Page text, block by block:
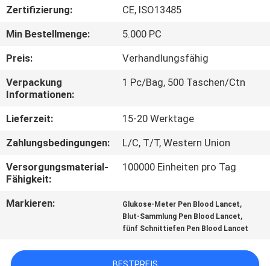
VR
SHOW
ÜBER
UNS
FABRIK-
AUSFLUG
QUALITÄTSKONTROLLE
Zertifizierung:
CE, ISO13485
Min Bestellmenge:
5.000 PC
Preis:
Verhandlungsfähig
Verpackung
Informationen:
1 Pc/Bag, 500 Taschen/Ctn
Lieferzeit:
15-20 Werktage
Zahlungsbedingungen:
L/C, T/T, Western Union
Versorgungsmaterial-
Fähigkeit:
100000 Einheiten pro Tag
Markieren: Glukose-Meter Pen Blood Lancet,
Blut-Sammlung Pen Blood Lancet,
fünf Schnittiefen Pen Blood Lancet